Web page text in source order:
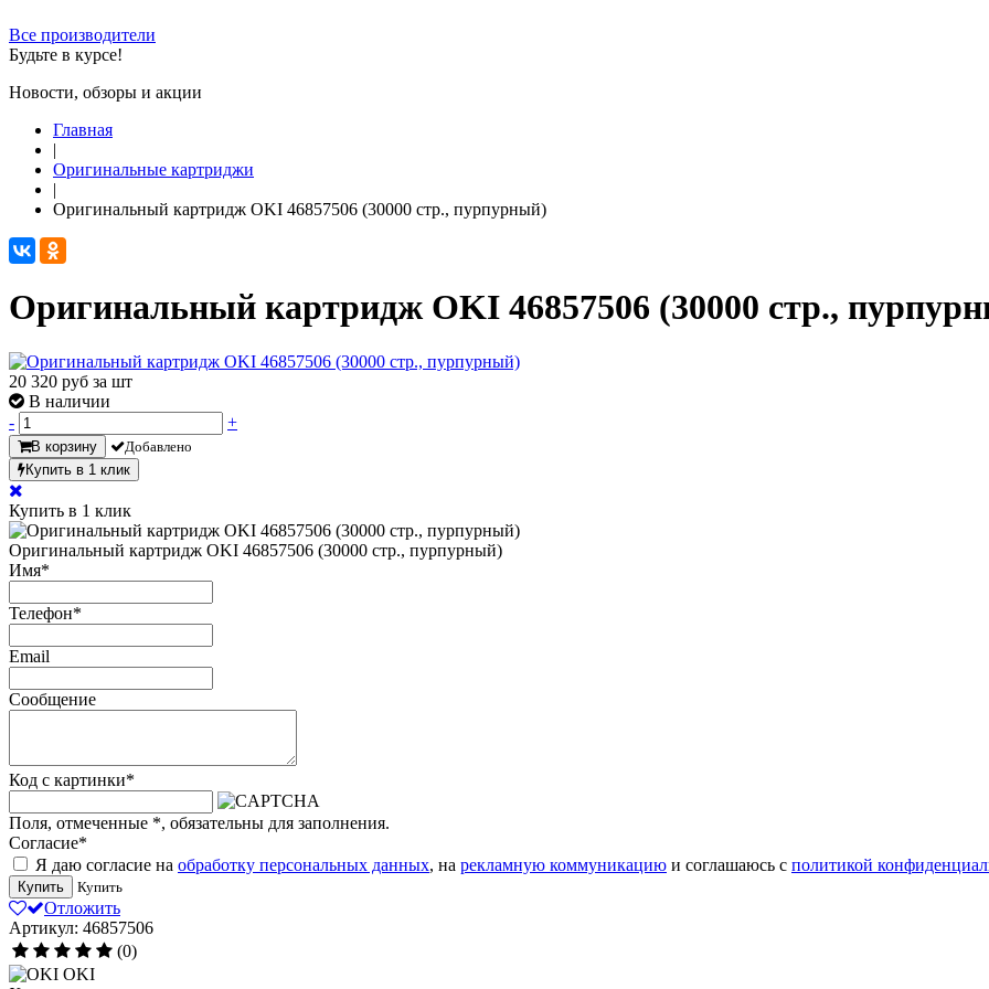
Все производители
Будьте в курсе!
Новости, обзоры и акции
Главная
|
Оригинальные картриджи
|
Оригинальный картридж OKI 46857506 (30000 стр., пурпурный)
Оригинальный картридж OKI 46857506 (30000 стр.,
20 320 руб за шт
В наличии
-
+
В корзину
Добавлено
Купить в 1 клик
Купить в 1 клик
Оригинальный картридж OKI 46857506 (30000 стр., пурпурный)
Имя*
Телефон*
Email
Сообщение
Код с картинки*
Поля, отмеченные *, обязательны для заполнения.
Согласие*
Я даю согласие на обработку персональных данных, на рекламную коммуникацию и соглашаюсь с политикой
Купить Купить
Отложить
Артикул: 46857506
(0)
OKI